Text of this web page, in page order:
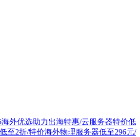
海外优选助力出海特惠/云服务器特价低
至2折/特价海外物理服务器低至296元/